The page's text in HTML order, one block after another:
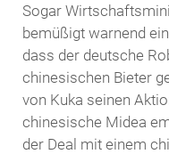
Sogar
bemüßigt warnend
dass der deutsche
chinesischen Bieter
von Kuka seinen
chinesische Midea
der Deal mit einem